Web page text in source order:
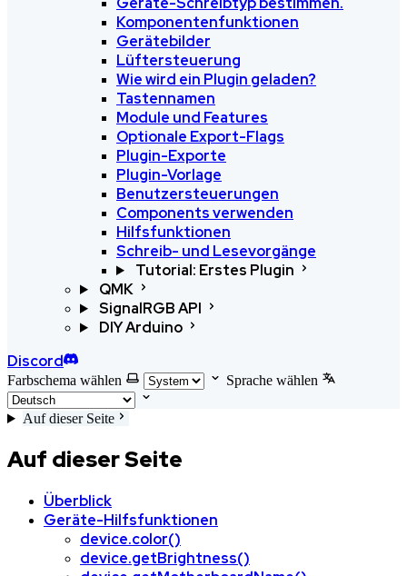
Komponentenfunktionen
Gerätebilder
Lüftersteuerung
Wie wird ein Plugin geladen?
Tastennamen
Module und Features
Optionale Export-Flags
Plugin-Exporte
Plugin-Vorlage
Benutzersteuerungen
Components verwenden
Hilfsfunktionen
Schreib- und Lesevorgänge
Tutorial: Erstes Plugin
QMK
SignalRGB API
DIY Arduino
Discord
Farbschema wählen Sprache wählen
Auf dieser Seite
Auf dieser Seite
Überblick
Geräte-Hilfsfunktionen
device.color()
device.getBrightness()